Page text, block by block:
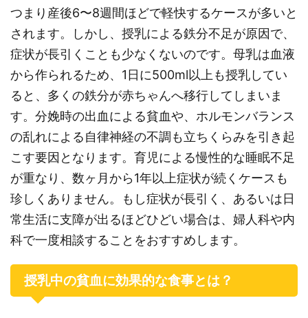
つまり産後6〜8週間ほどで軽快するケースが多いと
されます。しかし、授乳による鉄分不足が原因で、
症状が長引くことも少なくないのです。母乳は血液
から作られるため、1日に500ml以上も授乳してい
ると、多くの鉄分が赤ちゃんへ移行してしまいま
す。分娩時の出血による貧血や、ホルモンバランス
の乱れによる自律神経の不調も立ちくらみを引き起
こす要因となります。育児による慢性的な睡眠不足
が重なり、数ヶ月から1年以上症状が続くケースも
珍しくありません。もし症状が長引く、あるいは日
常生活に支障が出るほどひどい場合は、婦人科や内
科で一度相談することをおすすめします。
授乳中の貧血に効果的な食事とは？